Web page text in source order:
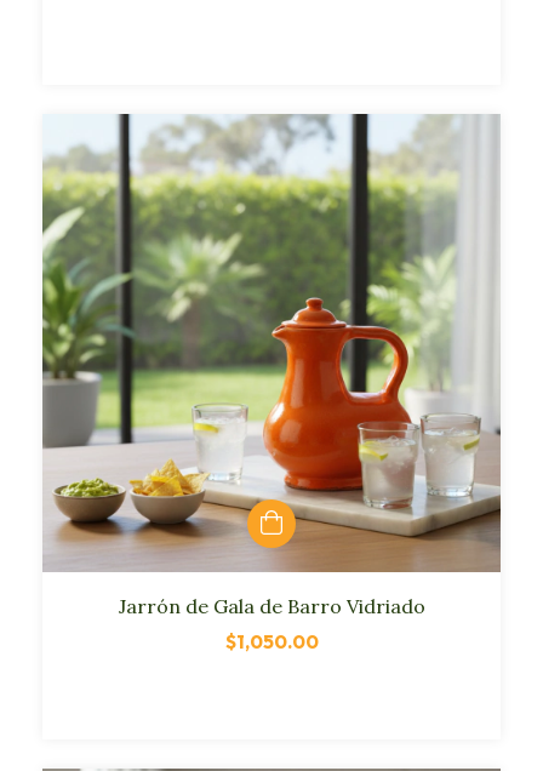
Jarrón de Gala de Barro Vidriado
$1,050.00